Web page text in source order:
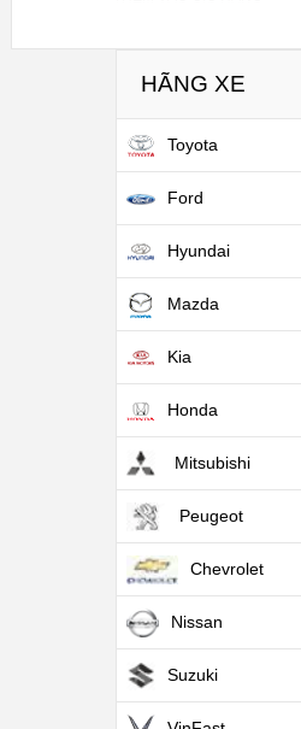
HÃNG XE
Toyota
Ford
Hyundai
Mazda
Kia
Honda
Mitsubishi
Peugeot
Chevrolet
Nissan
Suzuki